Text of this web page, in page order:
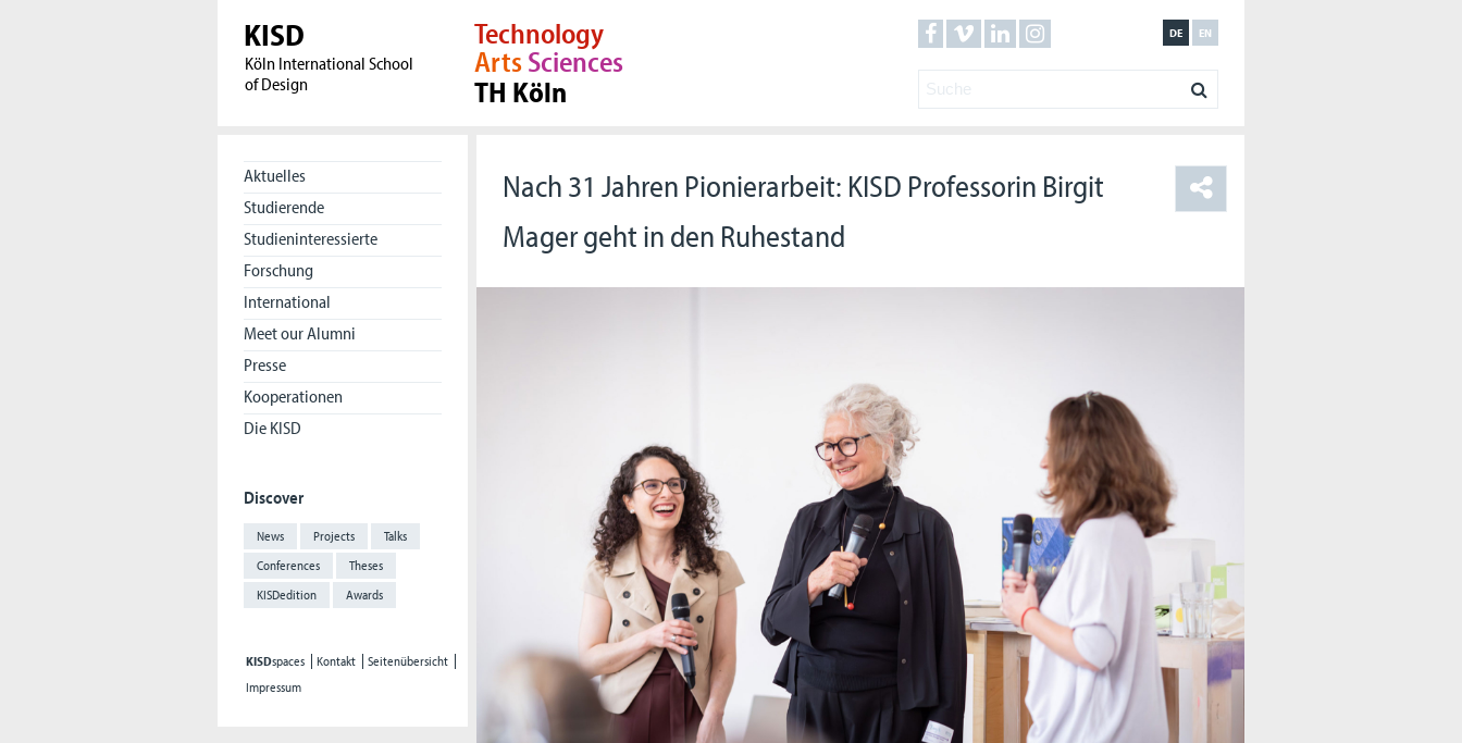
KISD
Köln International School
of Design
EN
DE
Technology
ArtsSciences
TH Köln
Aktuelles
Studierende
Studieninteressierte
Forschung
International
Meet our Alumni
Presse
Kooperationen
Die KISD
Discover
News Projects
Talks
Conferences
Theses
KISDedition
Awards
KISDspaces Kontakt
Seitenübersicht
Impressum
Nach 31 Jahren Pionierarbeit: KISD Professorin Birgit
Mager geht in den Ruhestand